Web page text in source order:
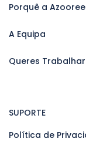
Porquê a
A Equipa
Queres
SUPORTE
Política de